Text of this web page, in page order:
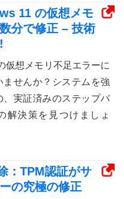
11 の仮想メモ
分で修正 – 技術
仮想メモリ不足エラーに
ませんか？システムを強
、実証済みのステップバ
解決策を見つけましょ
：TPM認証がサ
の究極の修正